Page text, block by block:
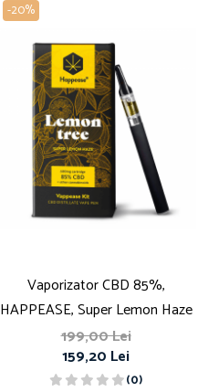
-20%
Vaporizator CBD 85%,
HAPPEASE, Super Lemon Haze
199,00 Lei
159,20 Lei
(0)